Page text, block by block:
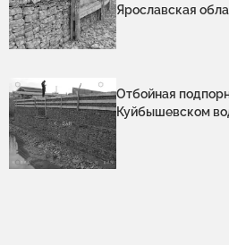
Ярославская
Отбойная
Куйбышевском